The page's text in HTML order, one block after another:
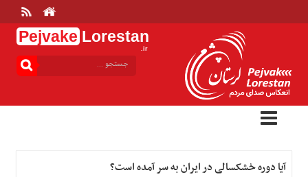
Pejvake Lorestan
.ir
بالا
خانه
ارتباط
درباره
آیا دوره خشکسالی در ایران به سر آمده است؟